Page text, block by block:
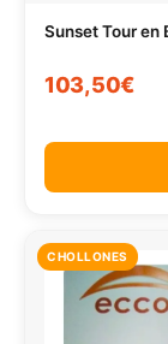
Sunset Tour en
103,50€
CHOLLONES